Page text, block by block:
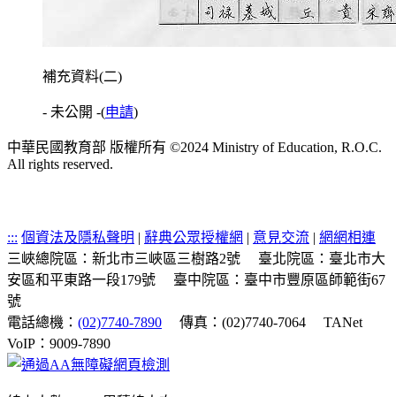
補充資料(二)
- 未公開 -(申請)
中華民國教育部 版權所有 ©2024 Ministry of Education, R.O.C.
All rights reserved.
::: 個資法及隱私聲明 | 辭典公眾授權網 | 意見交流 | 網網相連
三峽總院區：新北市三峽區三樹路2號
臺北院區：臺北市大
安區和平東路一段179號
臺中院區：臺中市豐原區師範街67
號
電話總機： (02)7740-7890 傳真：(02)7740-7064
TANet
VoIP：9009-7890